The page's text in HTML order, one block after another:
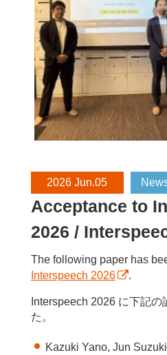
(東北大学/国立国語研究
学)
6/11(木)
[4Yin-A] ポスターセッショ
13:00 〜 14:30 Y会場(展示
[4Yin-A-38] 損失曲線の
言語モデルの訓練ダイナ
〇青木 洸士郎 (早稲田大
(NII LLMC/東北大学/東京
LLMC)、清丸 寛一 (NII
LLMC)、劉 超然 (NII
LLMC)、河原 大輔 (早
の事前学習データの寄
情報学研究所 大規模言
2026 Jun.05
Acceptance to
2026 /
The following paper has
Interspeech 2026
.
Interspeech 2026 に下記
た。
Kazuki Yano, Jun